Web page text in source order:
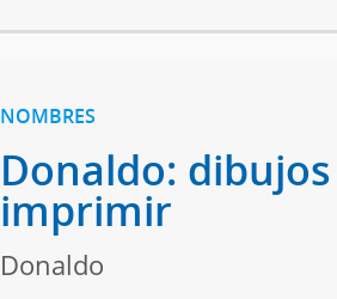
NOMBRES
Donaldo:
imprimir
Donaldo